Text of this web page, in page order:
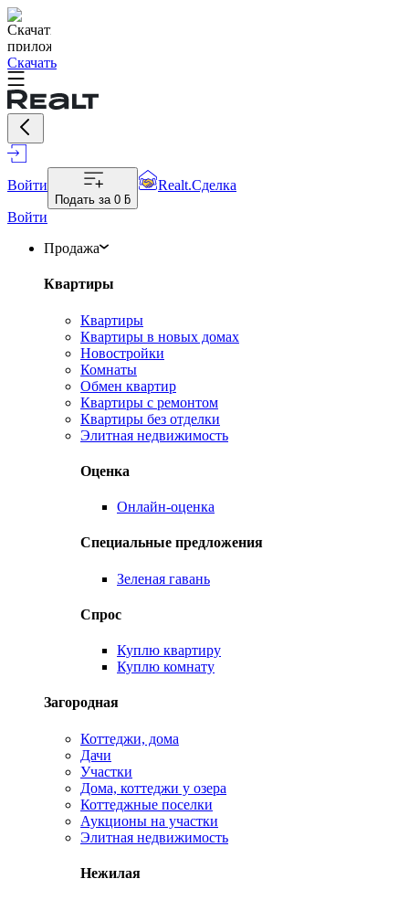
Скачать
Войти
Подать за 0 ƃ
Realt.Сделка
Войти
Продажа
Квартиры
Квартиры
Квартиры в новых домах
Новостройки
Комнаты
Обмен квартир
Квартиры с ремонтом
Квартиры без отделки
Элитная недвижимость
Оценка
Онлайн-оценка
Специальные предложения
Зеленая гавань
Спрос
Куплю квартиру
Куплю комнату
Загородная
Коттеджи, дома
Дачи
Участки
Дома, коттеджи у озера
Коттеджные поселки
Аукционы на участки
Элитная недвижимость
Нежилая